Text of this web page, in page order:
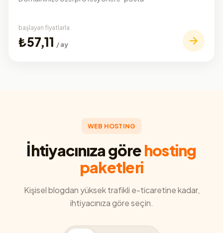
başlayan fiyatlarla
₺57,11 / ay
WEB HOSTING
İhtiyacınıza görehosting
paketleri
Kişisel blogdan yüksek trafikli e-ticaretine kadar,
ihtiyacınıza göre seçin.